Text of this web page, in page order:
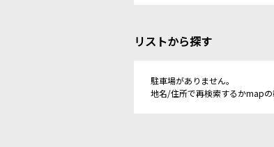
リストから探す
駐車場がありません。
地名/住所で再検索するかmapの